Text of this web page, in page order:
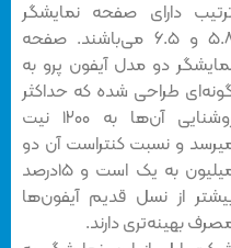
دارای صفحه نمایشگر
۵.۸ و ۶.۵ می‌باشند. صفحه
دو مدل آیفون پرو به
طراحی شده که حداکثر
روشنایی آن‌ها به ۱۲۰۰ نیت
و نسبت کنتراست آن دو
میلیون به یک است و ۱۵درصد
از نسل قدیم آیفون‌ها
بهینه‌تری دارند.